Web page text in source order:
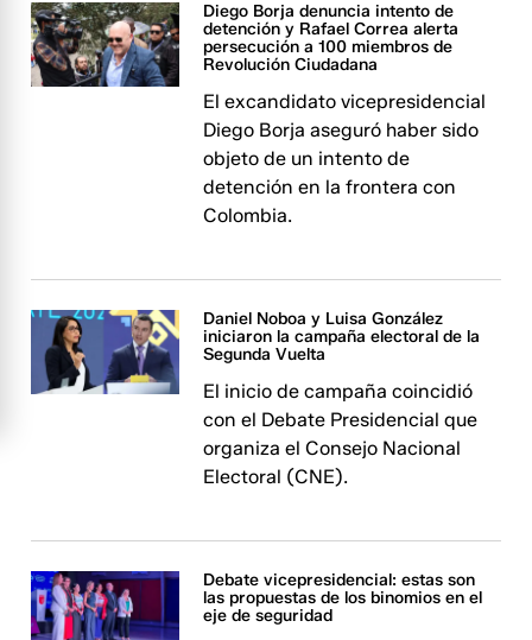
Diego Borja denuncia intento de
detención y Rafael Correa alerta
persecución a 100 miembros de
Revolución Ciudadana
El excandidato vicepresidencial
Diego Borja aseguró haber sido
objeto de un intento de
detención en la frontera con
Colombia.
Daniel Noboa y Luisa González
iniciaron la campaña electoral de la
Segunda Vuelta
El inicio de campaña coincidió
con el Debate Presidencial que
organiza el Consejo Nacional
Electoral (CNE).
Debate vicepresidencial: estas son
las propuestas de los binomios en el
eje de seguridad